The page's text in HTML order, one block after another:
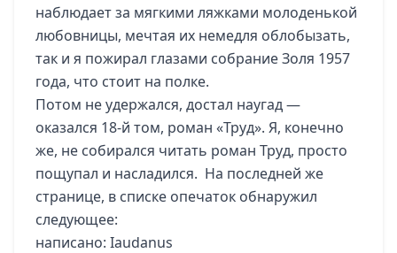
наблюдает за мягкими ляжками молоденькой
любовницы, мечтая их немедля облобызать,
так и я пожирал глазами собрание Золя 1957
года, что стоит на полке.
Потом не удержался, достал наугад —
оказался 18-й том, роман «Труд». Я, конечно
же, не собирался читать роман Труд, просто
пощупал и насладился. На последней же
странице, в списке опечаток обнаружил
следующее:
написано: Iaudanus